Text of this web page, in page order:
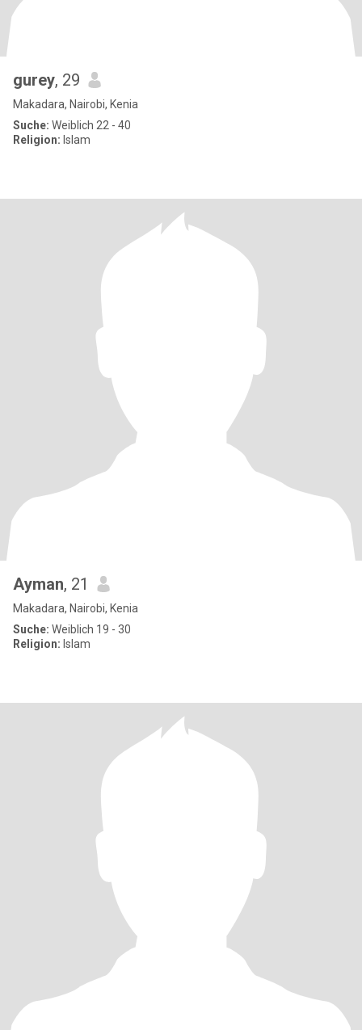
gurey, 29
Makadara, Nairobi, Kenia
Suche: Weiblich 22 - 40
Religion: Islam
Ayman, 21
Makadara, Nairobi, Kenia
Suche: Weiblich 19 - 30
Religion: Islam